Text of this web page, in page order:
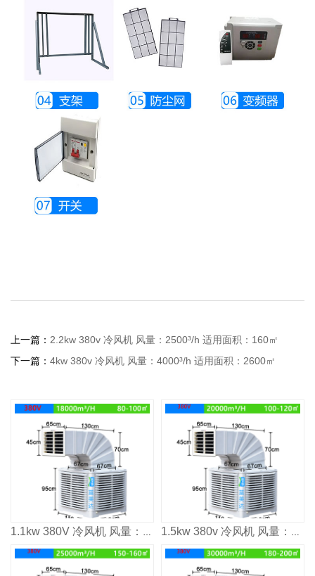
上一篇： 2.2kw 380v 冷风机 风量：2500³/h 适用面积：160㎡
下一篇： 4kw 380v 冷风机 风量：4000³/h 适用面积：2600㎡
1.1kw 380V 冷风机 风量：1800³/h 适用面积：80-100m² 1.5kw 380v 冷风机 风量：2000³/h 适用面积：120㎡